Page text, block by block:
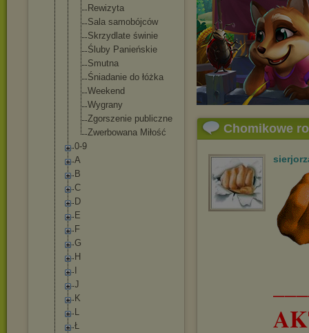
Rewizyta
Sala samobójców
Skrzydlate świnie
Śluby Panieńskie
Smutna
Śniadanie do łóżka
Weekend
Wygrany
Zgorszenie publiczne
Zwerbowana Miłość
0-9
A
B
C
D
E
F
G
H
J
K
L
Ł
Chomikowe